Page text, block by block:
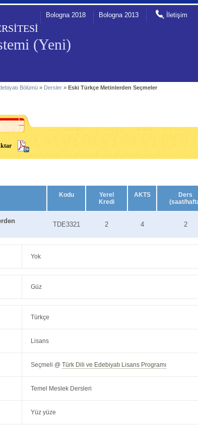
(Yeni)
Bologna 2018 Bologna 2013 İletişim
Bölümü » Dersler »Eski Türkçe Metinlerden Seçmeler
Kodu
Yerel
Kredi
AKTS
Ders
(saat/
TDE3321 2 4 2
Yok
Güz
Türkçe
Lisans
Seçmeli @Türk Dili ve Edebiyatı Lisans Programı
Temel Meslek Dersleri
Yüz yüze